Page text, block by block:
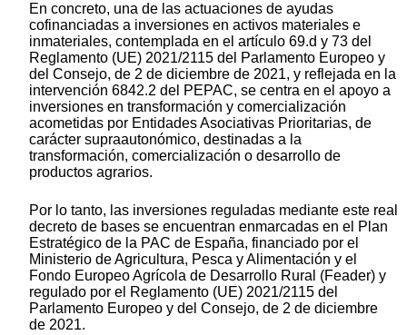
En concreto, una de las actuaciones de ayudas
cofinanciadas a inversiones en activos materiales e
inmateriales, contemplada en el artículo 69.d y 73 del
Reglamento (UE) 2021/2115 del Parlamento Europeo y
del Consejo, de 2 de diciembre de 2021, y reflejada en la
intervención 6842.2 del PEPAC, se centra en el apoyo a
inversiones en transformación y comercialización
acometidas por Entidades Asociativas Prioritarias, de
carácter supraautonómico, destinadas a la
transformación, comercialización o desarrollo de
productos agrarios.
Por lo tanto, las inversiones reguladas mediante este real
decreto de bases se encuentran enmarcadas en el Plan
Estratégico de la PAC de España, financiado por el
Ministerio de Agricultura, Pesca y Alimentación y el
Fondo Europeo Agrícola de Desarrollo Rural (Feader) y
regulado por el Reglamento (UE) 2021/2115 del
Parlamento Europeo y del Consejo, de 2 de diciembre
de 2021.